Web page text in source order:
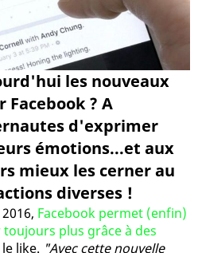
les nouveaux
Facebook ? A
d'exprimer
émotions...et aux
mieux les cerner au
diverses !
Facebook permet (enfin)
plus grâce à des
like. "Avec cette nouvelle